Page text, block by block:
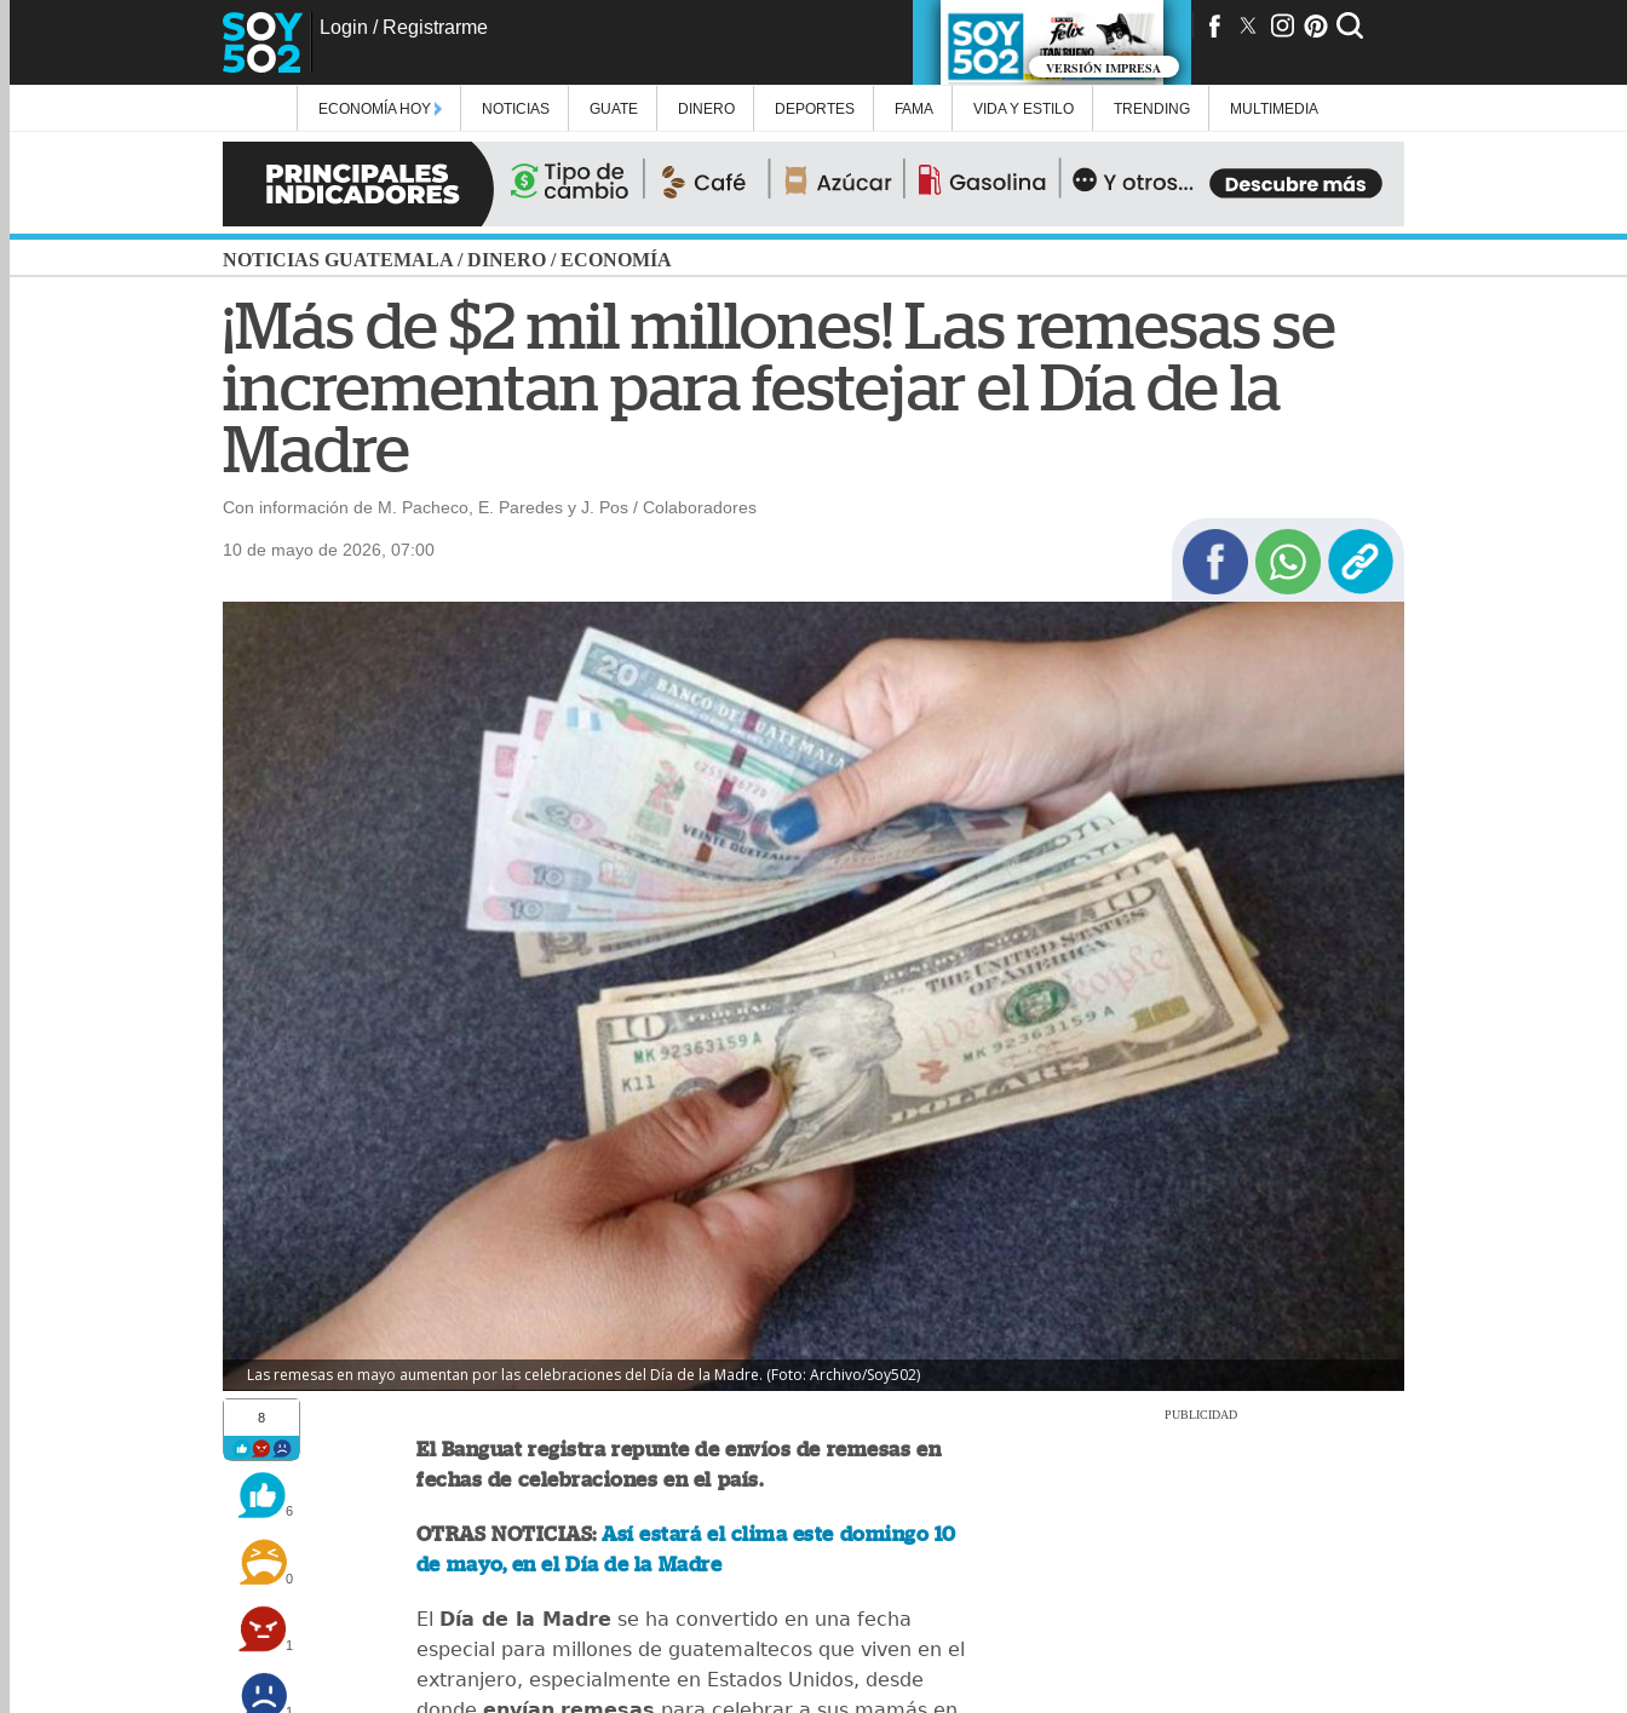
Login / Registrarme
VERSIÓN IMPRESA
ECONOMÍA HOY NOTICIAS GUATE DINERO DEPORTES FAMA VIDA Y ESTILO TRENDING MULTIMEDIA
NOTICIAS GUATEMALA /DINERO /ECONOMÍA
¡Más de $2 mil millones! Las remesas se
incrementan para festejar el Día de la
Madre
Con información de M. Pacheco, E. Paredes y J. Pos / Colaboradores
10 de mayo de 2026, 07:00
Las remesas en mayo aumentan por las celebraciones del Día de la Madre. (Foto: Archivo/Soy502)
8
6
0
1
El Banguat registra repunte de envíos de remesas en
fechas de celebraciones en el país.
OTRAS NOTICIAS:Así estará el clima este domingo 10
de mayo, en el Día de la Madre
El Día de la Madre se ha convertido en una fecha
especial para millones de guatemaltecos que viven en el
extranjero, especialmente en Estados Unidos, desde
PUBLICIDAD